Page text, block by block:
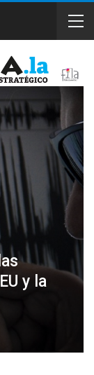
y la